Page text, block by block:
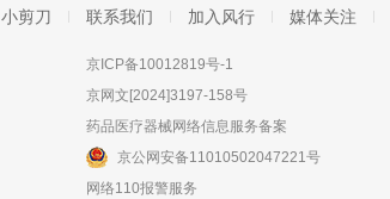
小剪刀 联系我们 加入风行 媒体关注
京ICP备10012819号-1
京网文[2024]3197-158号
药品医疗器械网络信息服务备案
京公网安备11010502047221号
网络110报警服务